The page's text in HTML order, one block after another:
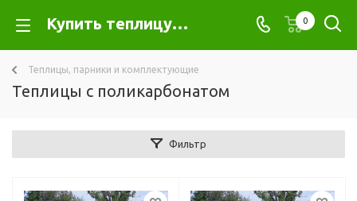
Купить теплицу из поликарбоната недорого в Хабаровске 0
Теплицы, парники и комплектующие
Теплицы с поликарбонатом
Фильтр